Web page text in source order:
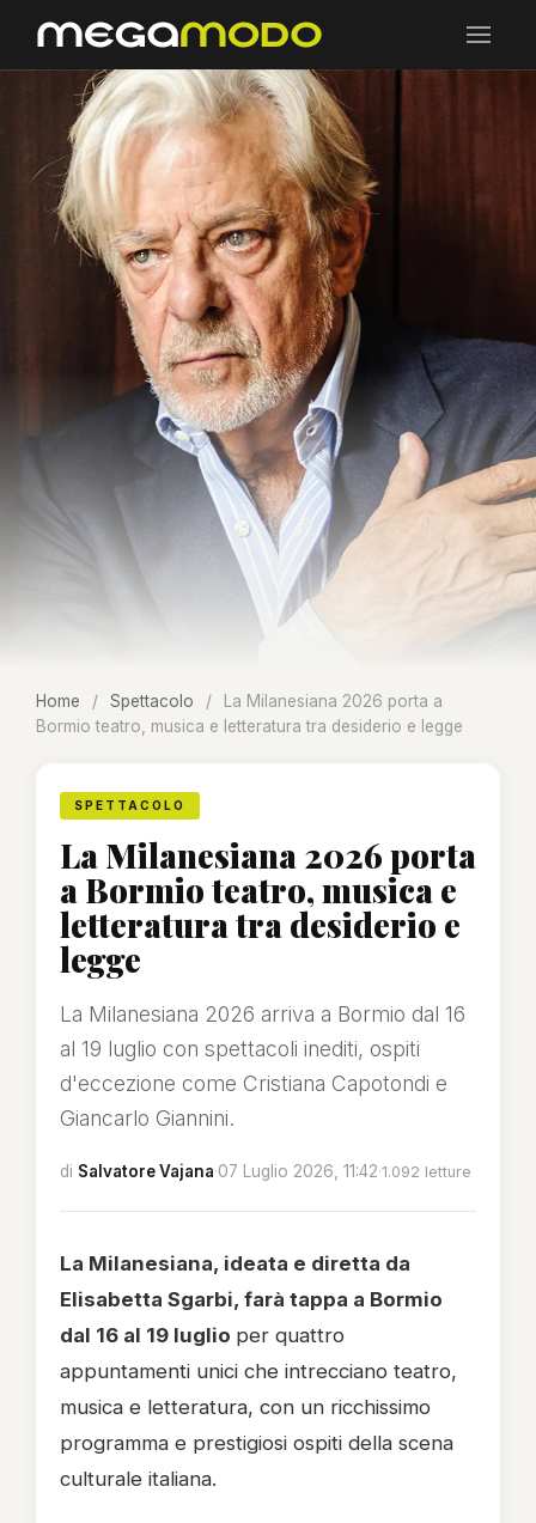
Home / Spettacolo /
La Milanesiana 2026 porta a
Bormio teatro, musica e letteratura tra desiderio e legge
SPETTACOLO
La Milanesiana 2026 porta
a Bormio teatro, musica e
letteratura tra desiderio e
legge
La Milanesiana 2026 arriva a Bormio dal 16
al 19 luglio con spettacoli inediti, ospiti
d'eccezione come Cristiana Capotondi e
Giancarlo Giannini.
di Salvatore Vajana·07 Luglio 2026, 11:42·1.092 letture
La Milanesiana, ideata e diretta da
Elisabetta Sgarbi, farà tappa a Bormio
dal 16 al 19 luglio per quattro
appuntamenti unici che intrecciano teatro,
musica e letteratura, con un ricchissimo
programma e prestigiosi ospiti della scena
culturale italiana.